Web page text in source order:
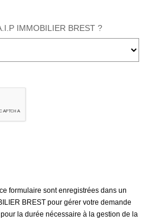
IMMOBILIER BREST ?
formulaire sont enregistrées dans un
BREST pour gérer votre demande
la durée nécessaire à la gestion de la